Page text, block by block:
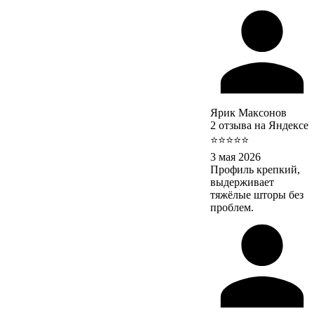
Ярик Максонов
2 отзыва на Яндексе
⭐⭐⭐⭐⭐
3 мая 2026
Профиль крепкий,
выдерживает
тяжёлые шторы без
проблем.